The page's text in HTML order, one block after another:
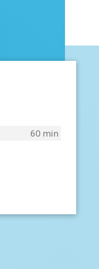
60 min